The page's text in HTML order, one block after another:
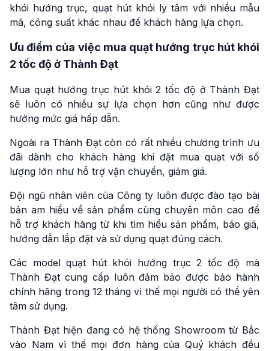
khói hướng trục, quạt hút khói ly tâm với nhiều mẫu
mã, công suất khác nhau để khách hàng lựa chọn.
Ưu điểm của việc mua quạt hướng trục hút khói
2 tốc độ ở Thành Đạt
Mua quạt hướng trục hút khói 2 tốc độ ở Thành Đạt
sẽ luôn có nhiều sự lựa chọn hơn cũng như được
hưởng mức giá hấp dẫn.
Ngoài ra Thành Đạt còn có rất nhiều chương trình ưu
đãi dành cho khách hàng khi đặt mua quạt với số
lượng lớn như hỗ trợ vận chuyển, giảm giá.
Đội ngũ nhân viên của Công ty luôn được đào tạo bài
bản am hiểu về sản phẩm cùng chuyên môn cao để
hỗ trợ khách hàng từ khi tìm hiểu sản phẩm, báo giá,
hướng dẫn lắp đặt và sử dụng quạt đúng cách.
Các model quạt hút khói hướng trục 2 tốc độ mà
Thành Đạt cung cấp luôn đảm bảo được bảo hành
chính hãng trong 12 tháng vì thế mọi người có thể yên
tâm sử dụng.
Thành Đạt hiện đang có hệ thống Showroom từ Bắc
vào Nam vì thế mọi đơn hàng của Quý khách đều